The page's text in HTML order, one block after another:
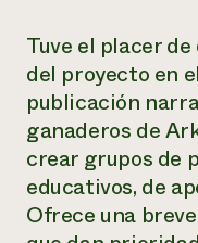
Tuve el placer
del proyecto en
publicación
ganaderos de
crear grupos de
educativos, de
Ofrece una